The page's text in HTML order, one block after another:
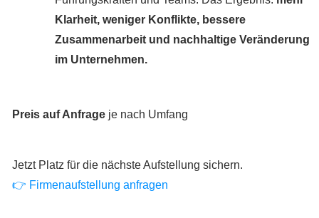
Klarheit, weniger Konflikte, bessere
Zusammenarbeit und nachhaltige Veränderung
im Unternehmen.
Preis auf Anfrage je nach Umfang
Jetzt Platz für die nächste Aufstellung sichern.
👉 Firmenaufstellung anfragen